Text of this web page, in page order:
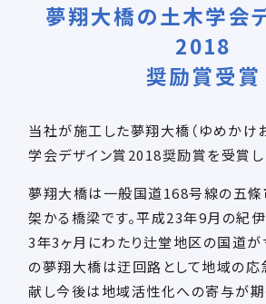
夢翔大橋の土木学会
2018
奨励賞受賞
当社が施工した夢翔大橋（ゆめかけ
学会デザイン賞2018奨励賞を受賞し
夢翔大橋は一般国道168号線の五
架かる橋梁です。平成23年9月の紀
3年3ヶ月にわたり辻堂地区の国道が
の夢翔大橋は迂回路として地域の応
献し今後は地域活性化への寄与が期